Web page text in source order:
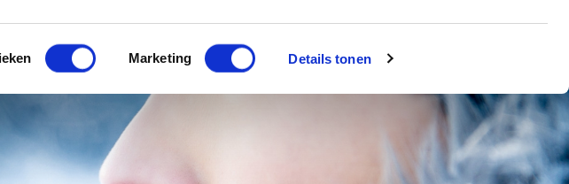
Marketing Details tonen